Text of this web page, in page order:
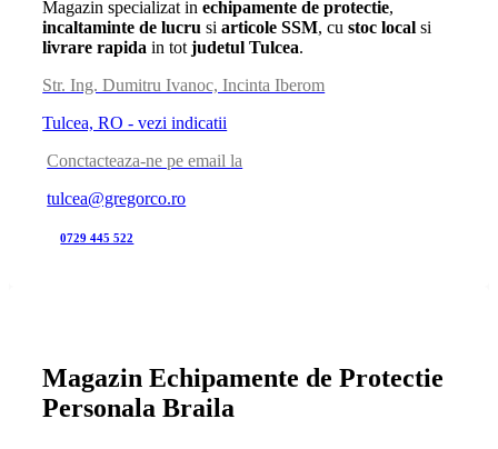
Magazin specializat inechipamente de protectie,
incaltaminte de lucru siarticole SSM, cu stoc local si
livrare rapida in totjudetul Tulcea.
Str. Ing. Dumitru Ivanoc, Incinta Iberom
Tulcea, RO - vezi indicatii
Conctacteaza-ne pe email la
tulcea@gregorco.ro
0729 445 522
Magazin Echipamente de Protectie
Personala Braila